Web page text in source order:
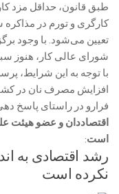
کارگری و تورم در مذاکره
شورای عالی کار، هنوز
با توجه به این شرایط،
افزایش مصرف نان در
فرارو در راستای پاسخ
اقتصاددان و عضو هیئت
است:
رشد اقتصادی به
نکرده است